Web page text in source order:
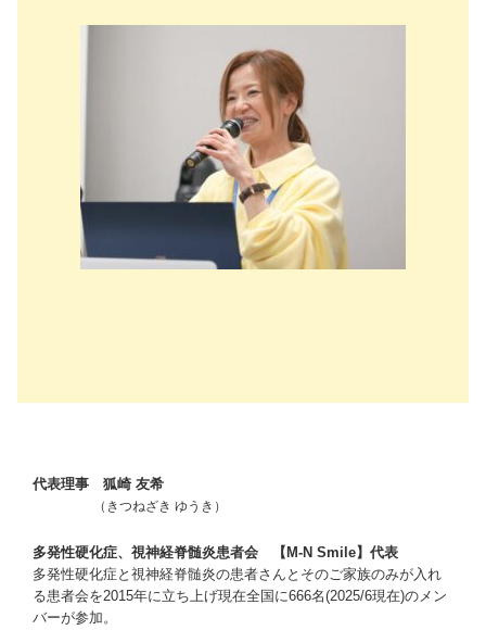
代表理事 狐崎 友希
（きつねざき ゆうき）
多発性硬化症、視神経脊髄炎患者会 【M-N Smile】代表
多発性硬化症と視神経脊髄炎の患者さんとそのご家族のみが入れ
る患者会を2015年に立ち上げ現在全国に666名(2025/6現在)のメン
バーが参加。